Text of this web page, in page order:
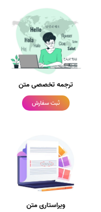
ترجمه تخصصی متن
ثبت سفارش
ویراستاری متن